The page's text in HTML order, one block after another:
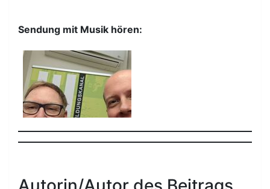
Sendung mit Musik hören: